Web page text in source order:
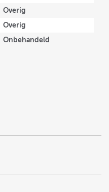
Overig
Overig
Onbehandeld